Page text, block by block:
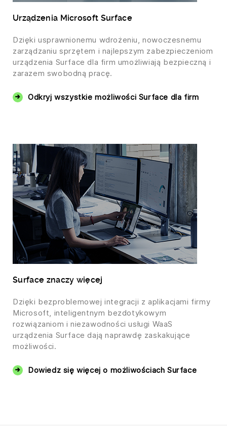
Urządzenia Microsoft Surface
Dzięki usprawnionemu wdrożeniu, nowoczesnemu
zarządzaniu sprzętem i najlepszym zabezpieczeniom
urządzenia Surface dla firm umożliwiają bezpieczną i
zarazem swobodną pracę.
Odkryj wszystkie możliwości Surface dla firm
Surface znaczy więcej
Dzięki bezproblemowej integracji z aplikacjami firmy
Microsoft, inteligentnym bezdotykowym
rozwiązaniom i niezawodności usługi WaaS
urządzenia Surface dają naprawdę zaskakujące
możliwości.
Dowiedz się więcej o możliwościach Surface